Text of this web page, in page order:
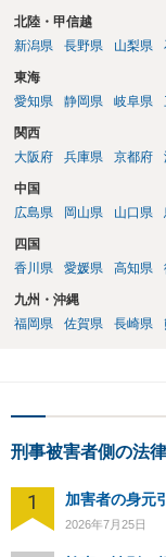
北陸・甲信越
新潟県
長野県 山梨県
東海
愛知県
静岡県 岐阜県
関西
大阪府
兵庫県 京都府
中国
広島県
岡山県 山口県
四国
香川県
愛媛県 高知県
九州・沖縄
福岡県
佐賀県 長崎県
刑事被害者側の法
1 加害者の身元
2026年7月25日